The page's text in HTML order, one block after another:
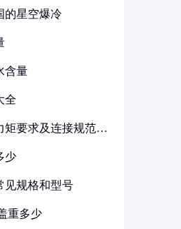
的星空爆冷
含量
全
矩要求及连接规范详
少
见规格和型号
重多少